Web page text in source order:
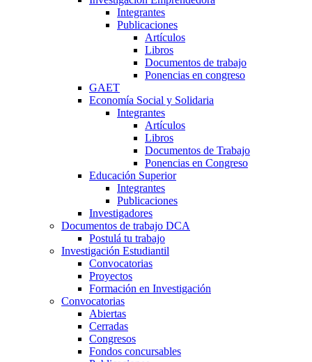
Integrantes
Publicaciones
Artículos
Libros
Documentos de trabajo
Ponencias en congreso
GAET
Economía Social y Solidaria
Integrantes
Artículos
Libros
Documentos de Trabajo
Ponencias en Congreso
Educación Superior
Integrantes
Publicaciones
Investigadores
Documentos de trabajo DCA
Postulá tu trabajo
Investigación Estudiantil
Convocatorias
Proyectos
Formación en Investigación
Convocatorias
Abiertas
Cerradas
Congresos
Fondos concursables